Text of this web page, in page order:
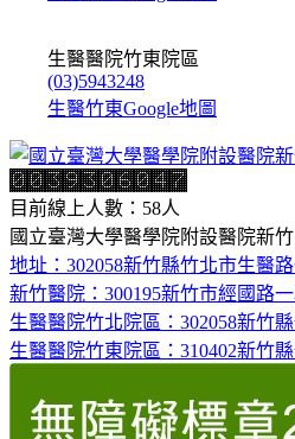
生醫醫院竹東院區
(03)5943248
生醫竹東Google地圖
目前線上人數：58人
國立臺灣大學醫學院附設醫院新
地址：302058新竹縣竹北市生醫
新竹醫院：300195新竹市經國路
生醫醫院竹北院區：302058新竹
生醫醫院竹東院區：310402新竹